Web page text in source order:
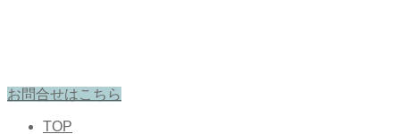
お問合せはこちら
TOP